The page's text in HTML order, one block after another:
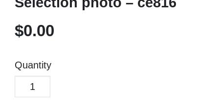
$0.00
Quantity